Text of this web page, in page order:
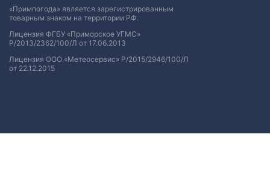
«Примпогода» является зарегистрированным
товарным знаком на территории РФ.
Лицензия ФГБУ «Приморское УГМС»
Р/2013/2362/100/Л от 17.06.2013
Лицензия ООО «Метеосервис» Р/2015/2946/100/Л
от 22.12.2015